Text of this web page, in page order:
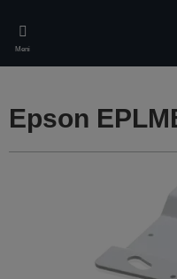
main
content
Meni
Epson